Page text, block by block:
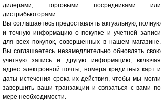
дилерами, торговыми посредниками или
дистрибьюторами.
Вы соглашаетесь предоставлять актуальную, полную
и точную информацию о покупке и учетной записи
для всех покупок, совершенных в нашем магазине.
Вы соглашаетесь незамедлительно обновлять свою
учетную запись и другую информацию, включая
адрес электронной почты, номера кредитных карт и
даты истечения срока их действия, чтобы мы могли
завершить ваши транзакции и связаться с вами по
мере необходимости.